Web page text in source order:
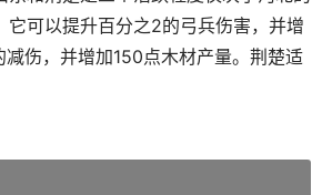
可以提升百分之2的弓兵伤害，并增
伤，并增加150点木材产量。荆楚适